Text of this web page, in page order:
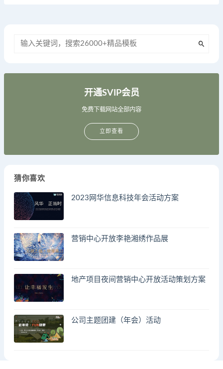
开通SVIP会员
免费下载网站全部内容
立即查看
猜你喜欢
2023网华信息科技年会活动方案
营销中心开放李艳湘绣作品展
地产项目夜间营销中心开放活动策划方案
公司主题团建（年会）活动